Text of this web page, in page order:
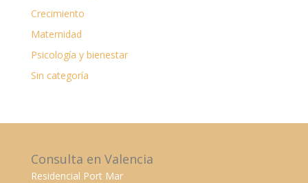
Crecimiento
Maternidad
Psicología y bienestar
Sin categoría
Consulta en Valencia
Residencial Port Mar